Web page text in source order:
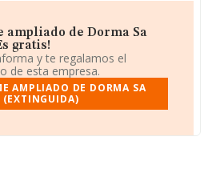
ampliado de Dorma Sa
gratis!
y te regalamos el
de esta empresa.
AMPLIADO DE DORMA SA
(EXTINGUIDA)